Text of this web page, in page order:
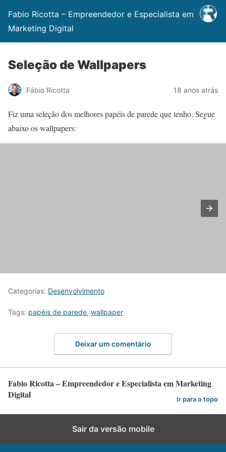
Fabio Ricotta – Empreendedor e Especialista em
Marketing Digital
Seleção de Wallpapers
Fábio Ricotta 18 anos atrás
Fiz uma seleção dos melhores papéis de parede que tenho. Segue
abaixo os wallpapers:
Categorias: Desenvolvimento
Tags: papéis de parede, wallpaper
Deixar um comentário
Fabio Ricotta – Empreendedor e Especialista em Marketing
Digital
Ir para o topo
Sair da versão mobile